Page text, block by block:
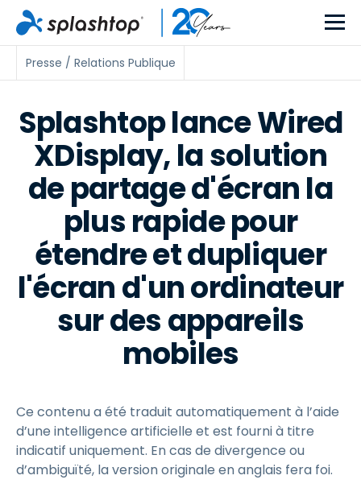
Presse / Relations Publique
Splashtop lance Wired
XDisplay, la solution
de partage d'écran la
plus rapide pour
étendre et dupliquer
l'écran d'un ordinateur
sur des appareils
mobiles
Ce contenu a été traduit automatiquement à l’aide
d’une intelligence artificielle et est fourni à titre
indicatif uniquement. En cas de divergence ou
d’ambiguïté, la version originale en anglais fera foi.